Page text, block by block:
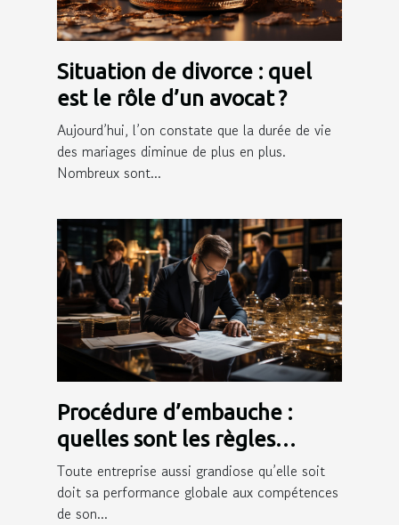
Situation de divorce : quel
est le rôle d’un avocat ?
Aujourd’hui, l’on constate que la durée de vie
des mariages diminue de plus en plus.
Nombreux sont...
Procédure d’embauche :
quelles sont les règles
juridiques qui l’encadrent ?
Toute entreprise aussi grandiose qu’elle soit
doit sa performance globale aux compétences
de son...